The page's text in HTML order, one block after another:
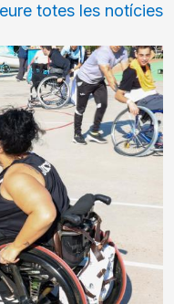
totes les notícies